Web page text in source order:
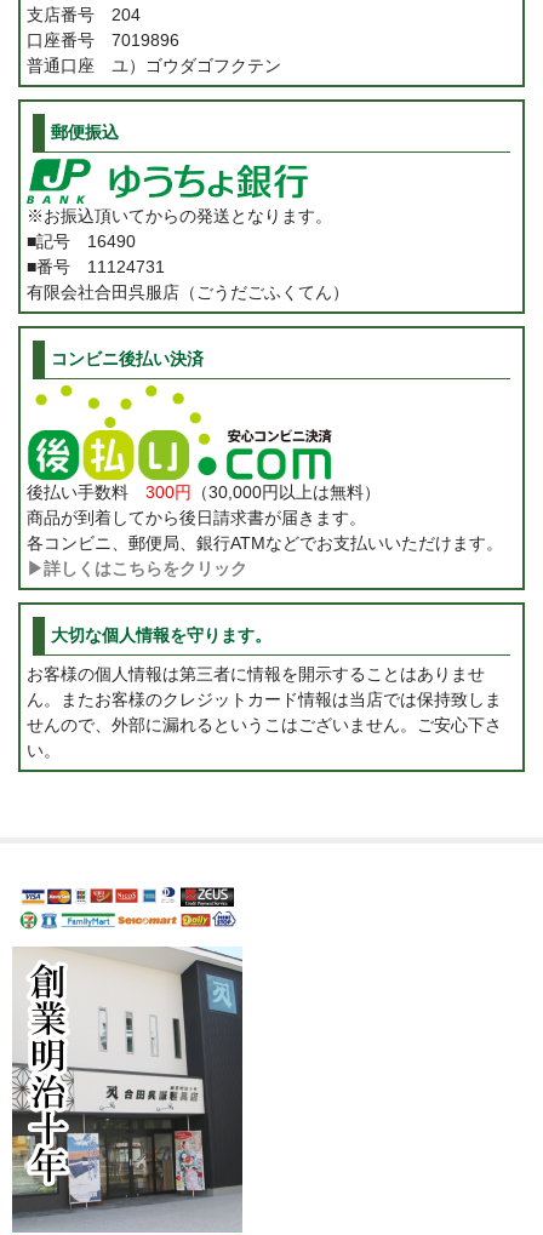
支店番号 204
口座番号 7019896
普通口座 ユ）ゴウダゴフクテン
郵便振込
※お振込頂いてからの発送となります。
■記号 16490
■番号 11124731
有限会社合田呉服店（ごうだごふくてん）
コンビニ後払い決済
後払い手数料 300円 （30,000円以上は無料）
商品が到着してから後日請求書が届きます。
各コンビニ、郵便局、銀行ATMなどでお支払いいただけます。
▶詳しくはこちらをクリック
大切な個人情報を守ります。
お客様の個人情報は第三者に情報を開示することはありませ
ん。またお客様のクレジットカード情報は当店では保持致しま
せんので、外部に漏れるというこはございません。ご安心下さ
い。